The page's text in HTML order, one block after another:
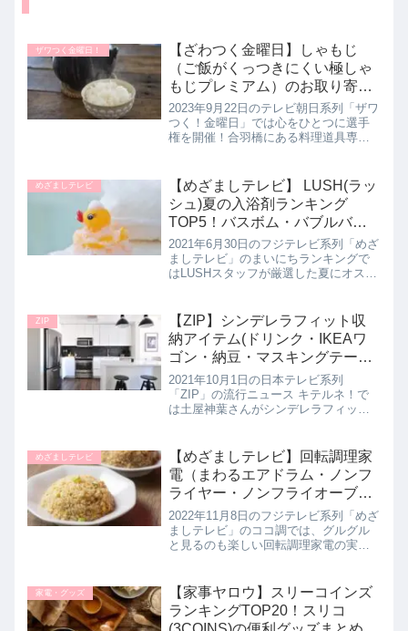
ザワつく金曜日！
【ざわつく金曜日】しゃもじ
（ご飯がくっつきにくい極しゃ
もじプレミアム）のお取り寄
せ。合羽橋の料理道具専門店 飯
田屋｜9月22日
2023年9月22日のテレビ朝日系列「ザワ
つく！金曜日」では心をひとつに選手
権を開催！合羽橋にある料理道具専門
にくいしゃもじ」の【極しゃもじプレ
ミアム】について詳しく紹介し...
めざましテレビ
【めざましテレビ】 LUSH(ラッ
シュ)夏の入浴剤ランキング
TOP5！バスボム・バブルバー
｜まいにちランキング｜6月30
日
2021年6月30日のフジテレビ系列「めざ
ましテレビ」のまいにちランキングで
はLUSHスタッフが厳選した夏にオスス
ざましテレビ記事一覧はこちらLUSHス
タッフおすすめ！...
ZIP
【ZIP】シンデレラフィット収
納アイテム(ドリンク・IKEAワ
ゴン・納豆・マスキングテープ
など)キテルネ｜10月1日
2021年10月1日の日本テレビ系列
「ZIP」の流行ニュース キテルネ！で
は土屋神葉さんがシンデレラフィット
ブックスタンドにイケアの収納ワゴン
など、ぴったりハマってスッキリ...
めざましテレビ
【めざましテレビ】回転調理家
電（まわるエアドラム・ノンフ
ライヤー・ノンフライオーブ
ン・自動調理鍋）ココ調！11月
8日
2022年11月8日のフジテレビ系列「めざ
ましテレビ」のココ調では、グルグル
と見るのも楽しい回転調理家電の実力
さくて時間のかかる調理も 食材を入れ
て ほったらかしておくだけ...
家電・グッズ
【家事ヤロウ】スリーコインズ
ランキングTOP20！スリコ